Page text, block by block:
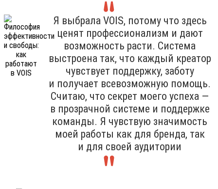
Я выбрала VOIS, потому что здесь
ценят профессионализм и дают
возможность расти. Система
выстроена так, что каждый креатор
чувствует поддержку, заботу
и получает всевозможную помощь.
Считаю, что секрет моего успеха —
в прозрачной системе и поддержке
команды. Я чувствую значимость
моей работы как для бренда, так
и для своей аудитории